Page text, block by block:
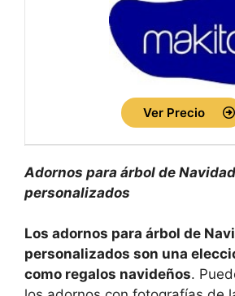
Ver Precio
Adornos para árbol de Navidad
personalizados
Los adornos para árbol de
personalizados son una
como regalos navideños.